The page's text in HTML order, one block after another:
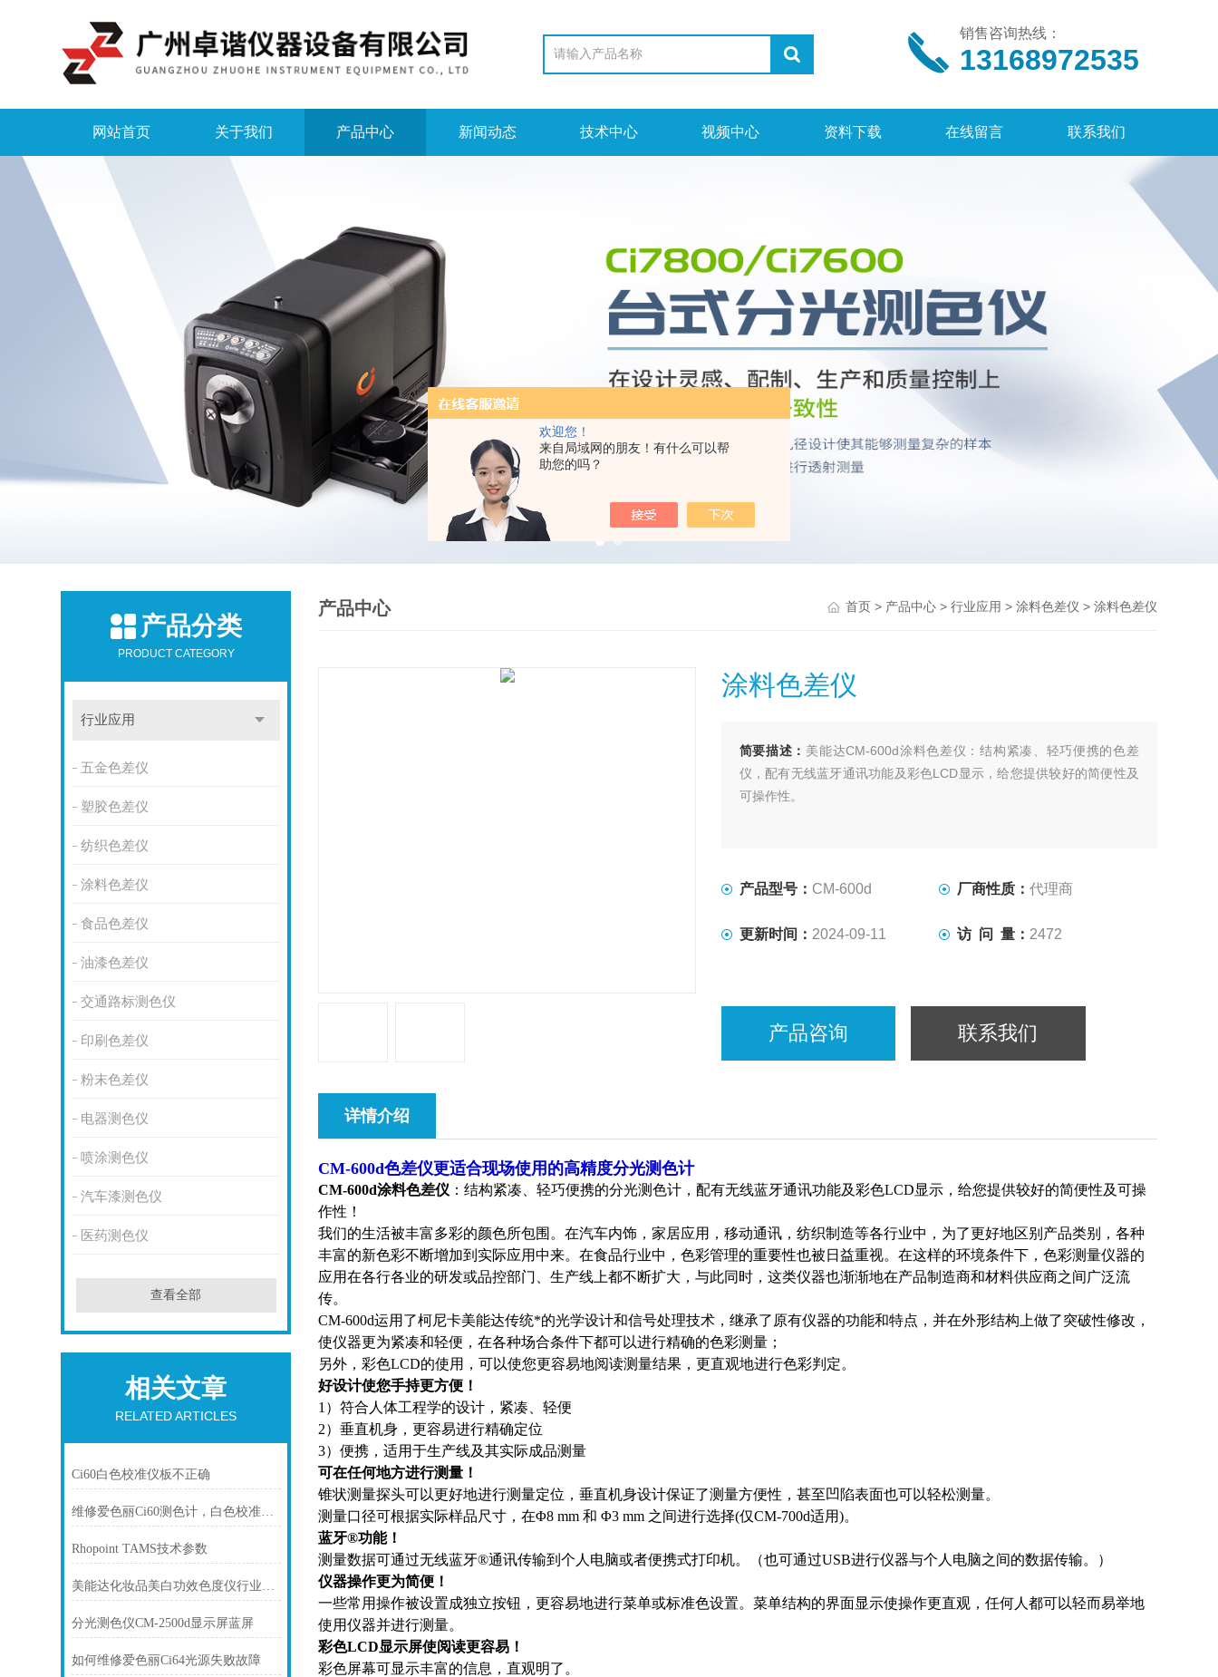
欢迎您！
来自局域网的朋友！有什么可以帮
助您的吗？
销售咨询热线：
13168972535
网站首页 关于我们 产品中心 新闻动态 技术中心 视频中心 资料下载 在线留言 联系我们
产品分类
PRODUCT CATEGORY
行业应用
五金色差仪
塑胶色差仪
纺织色差仪
涂料色差仪
食品色差仪
油漆色差仪
交通路标测色仪
印刷色差仪
粉末色差仪
电器测色仪
喷涂测色仪
汽车漆测色仪
医药测色仪
查看全部
相关文章
RELATED ARTICLES
Ci60白色校准仪板不正确
维修爱色丽Ci60测色计，白色校准失败
Rhopoint TAMS技术参数
美能达化妆品美白功效色度仪行业标准
分光测色仪CM-2500d显示屏蓝屏
如何维修爱色丽Ci64光源失败故障
产品中心 首页> 产品中心> 行业应用 > 涂料色差仪 > 涂料色差仪
涂料色差仪
简要描述： 美能达CM-600d涂料色差仪：结构紧凑、轻巧便携的色差
仪，配有无线蓝牙通讯功能及彩色LCD显示，给您提供较好的简便性及
可操作性。
产品型号： CM-600d 厂商性质：代理商
更新时间： 2024-09-11 访 问 量： 2472
产品咨询 联系我们
详情介绍
CM-600d色差仪更适合现场使用的高精度分光测色计
CM-600d涂料色差仪 ：结构紧凑、轻巧便携的分光测色计，配有无线蓝牙通讯功能及彩色LCD显示，给您提供较好的简便性及可操
作性！
我们的生活被丰富多彩的颜色所包围。在汽车内饰，家居应用，移动通讯，纺织制造等各行业中，为了更好地区别产品类别，各种
丰富的新色彩不断增加到实际应用中来。在食品行业中，色彩管理的重要性也被日益重视。在这样的环境条件下，色彩测量仪器的
应用在各行各业的研发或品控部门、生产线上都不断扩大，与此同时，这类仪器也渐渐地在产品制造商和材料供应商之间广泛流
传。
CM-600d运用了柯尼卡美能达传统*的光学设计和信号处理技术，继承了原有仪器的功能和特点，并在外形结构上做了突破性修改，
使仪器更为紧凑和轻便，在各种场合条件下都可以进行精确的色彩测量；
另外，彩色LCD的使用，可以使您更容易地阅读测量结果，更直观地进行色彩判定。
好设计使您手持更方便！
1）符合人体工程学的设计，紧凑、轻便
2）垂直机身，更容易进行精确定位
3）便携，适用于生产线及其实际成品测量
可在任何地方进行测量！
锥状测量探头可以更好地进行测量定位，垂直机身设计保证了测量方便性，甚至凹陷表面也可以轻松测量。
测量口径可根据实际样品尺寸，在Φ8 mm 和 Φ3 mm 之间进行选择(仅CM-700d适用)。
蓝牙®功能！
测量数据可通过无线蓝牙®通讯传输到个人电脑或者便携式打印机。（也可通过USB进行仪器与个人电脑之间的数据传输。）
仪器操作更为简便！
一些常用操作被设置成独立按钮，更容易地进行菜单或标准色设置。菜单结构的界面显示使操作更直观，任何人都可以轻而易举地
使用仪器并进行测量。
彩色LCD显示屏使阅读更容易！
彩色屏幕可显示丰富的信息，直观明了。